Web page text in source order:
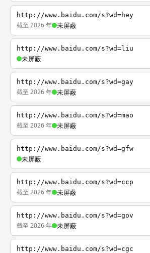
http://www.baidu.com/s?wd=hey
截至 2026 年 未屏蔽
http://www.baidu.com/s?wd=liu
未屏蔽
http://www.baidu.com/s?wd=gay
截至 2026 年 未屏蔽
http://www.baidu.com/s?wd=mao
截至 2026 年 未屏蔽
http://www.baidu.com/s?wd=gfw
未屏蔽
http://www.baidu.com/s?wd=ccp
截至 2026 年 未屏蔽
http://www.baidu.com/s?wd=gov
截至 2026 年 未屏蔽
http://www.baidu.com/s?wd=cgc